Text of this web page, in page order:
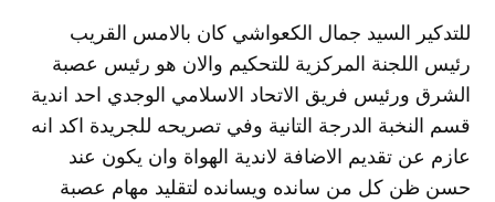
للتدكير السيد جمال الكعواشي كان بالامس القريب
رئيس اللجنة المركزية للتحكيم والان هو رئيس عصبة
الشرق ورئيس فريق الاتحاد الاسلامي الوجدي احد اندية
قسم النخبة الدرجة التانية وفي تصريحه للجريدة اكد انه
عازم عن تقديم الاضافة لاندية الهواة وان يكون عند
حسن ظن كل من سانده ويسانده لتقليد مهام عصبة